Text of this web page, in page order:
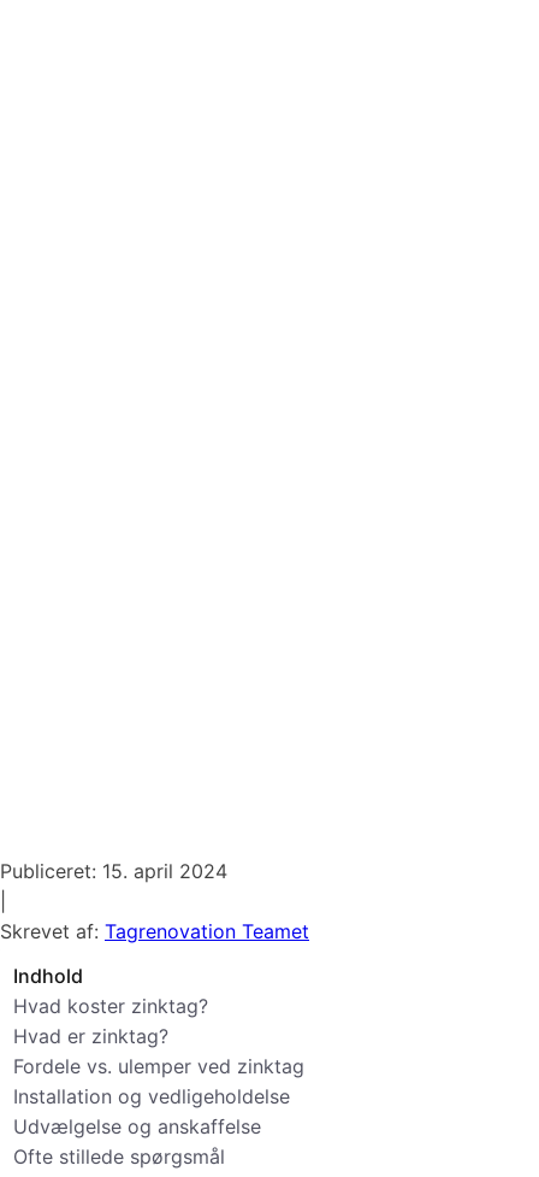
Publiceret: 15. april 2024
Skrevet af: Tagrenovation Teamet
Indhold
Hvad koster zinktag?
Hvad er zinktag?
Fordele vs. ulemper ved zinktag
Installation og vedligeholdelse
Udvælgelse og anskaffelse
Ofte stillede spørgsmål